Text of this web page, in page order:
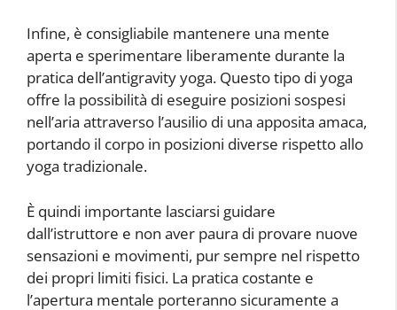
Infine, è consigliabile mantenere una mente
aperta e sperimentare liberamente durante la
pratica dell’antigravity yoga. Questo tipo di yoga
offre la possibilità di eseguire posizioni sospesi
nell’aria attraverso l’ausilio di una apposita amaca,
portando il corpo in posizioni diverse rispetto allo
yoga tradizionale.
È quindi importante lasciarsi guidare
dall’istruttore e non aver paura di provare nuove
sensazioni e movimenti, pur sempre nel rispetto
dei propri limiti fisici. La pratica costante e
l’apertura mentale porteranno sicuramente a